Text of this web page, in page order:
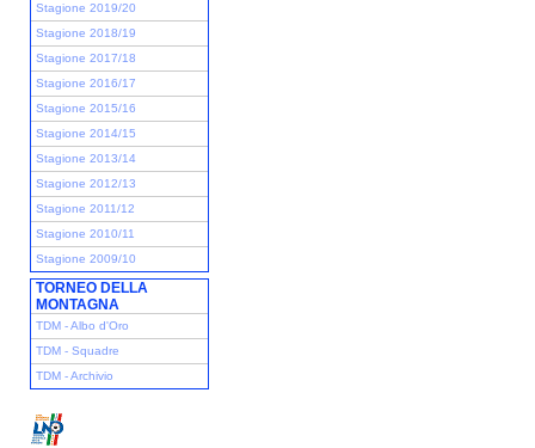
Stagione 2019/20
Stagione 2018/19
Stagione 2017/18
Stagione 2016/17
Stagione 2015/16
Stagione 2014/15
Stagione 2013/14
Stagione 2012/13
Stagione 2011/12
Stagione 2010/11
Stagione 2009/10
TORNEO DELLA
MONTAGNA
TDM - Albo d'Oro
TDM - Squadre
TDM - Archivio